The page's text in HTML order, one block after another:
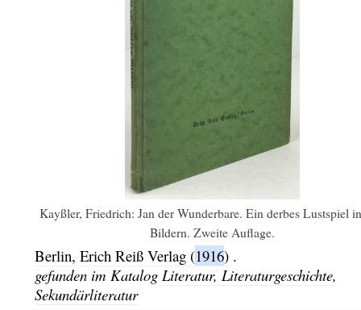
Kayßler, Friedrich: Jan der Wunderbare. Ein derbes Lustspiel
Bildern. Zweite Auflage.
Berlin, Erich Reiß Verlag (1916) .
gefunden im Katalog Literatur, Literaturgeschichte,
Sekundärliteratur